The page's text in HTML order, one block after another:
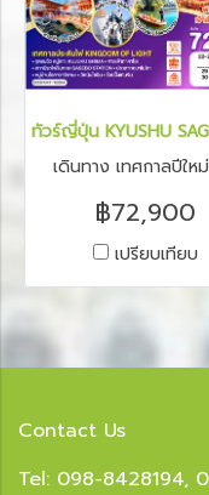
ทัวร์ญี่ปุ่น KYUSHU
เดินทาง เทศกาลปีให
฿72,900
เปรียบเทียบ
Contact Us
Tel: 098-8428194,